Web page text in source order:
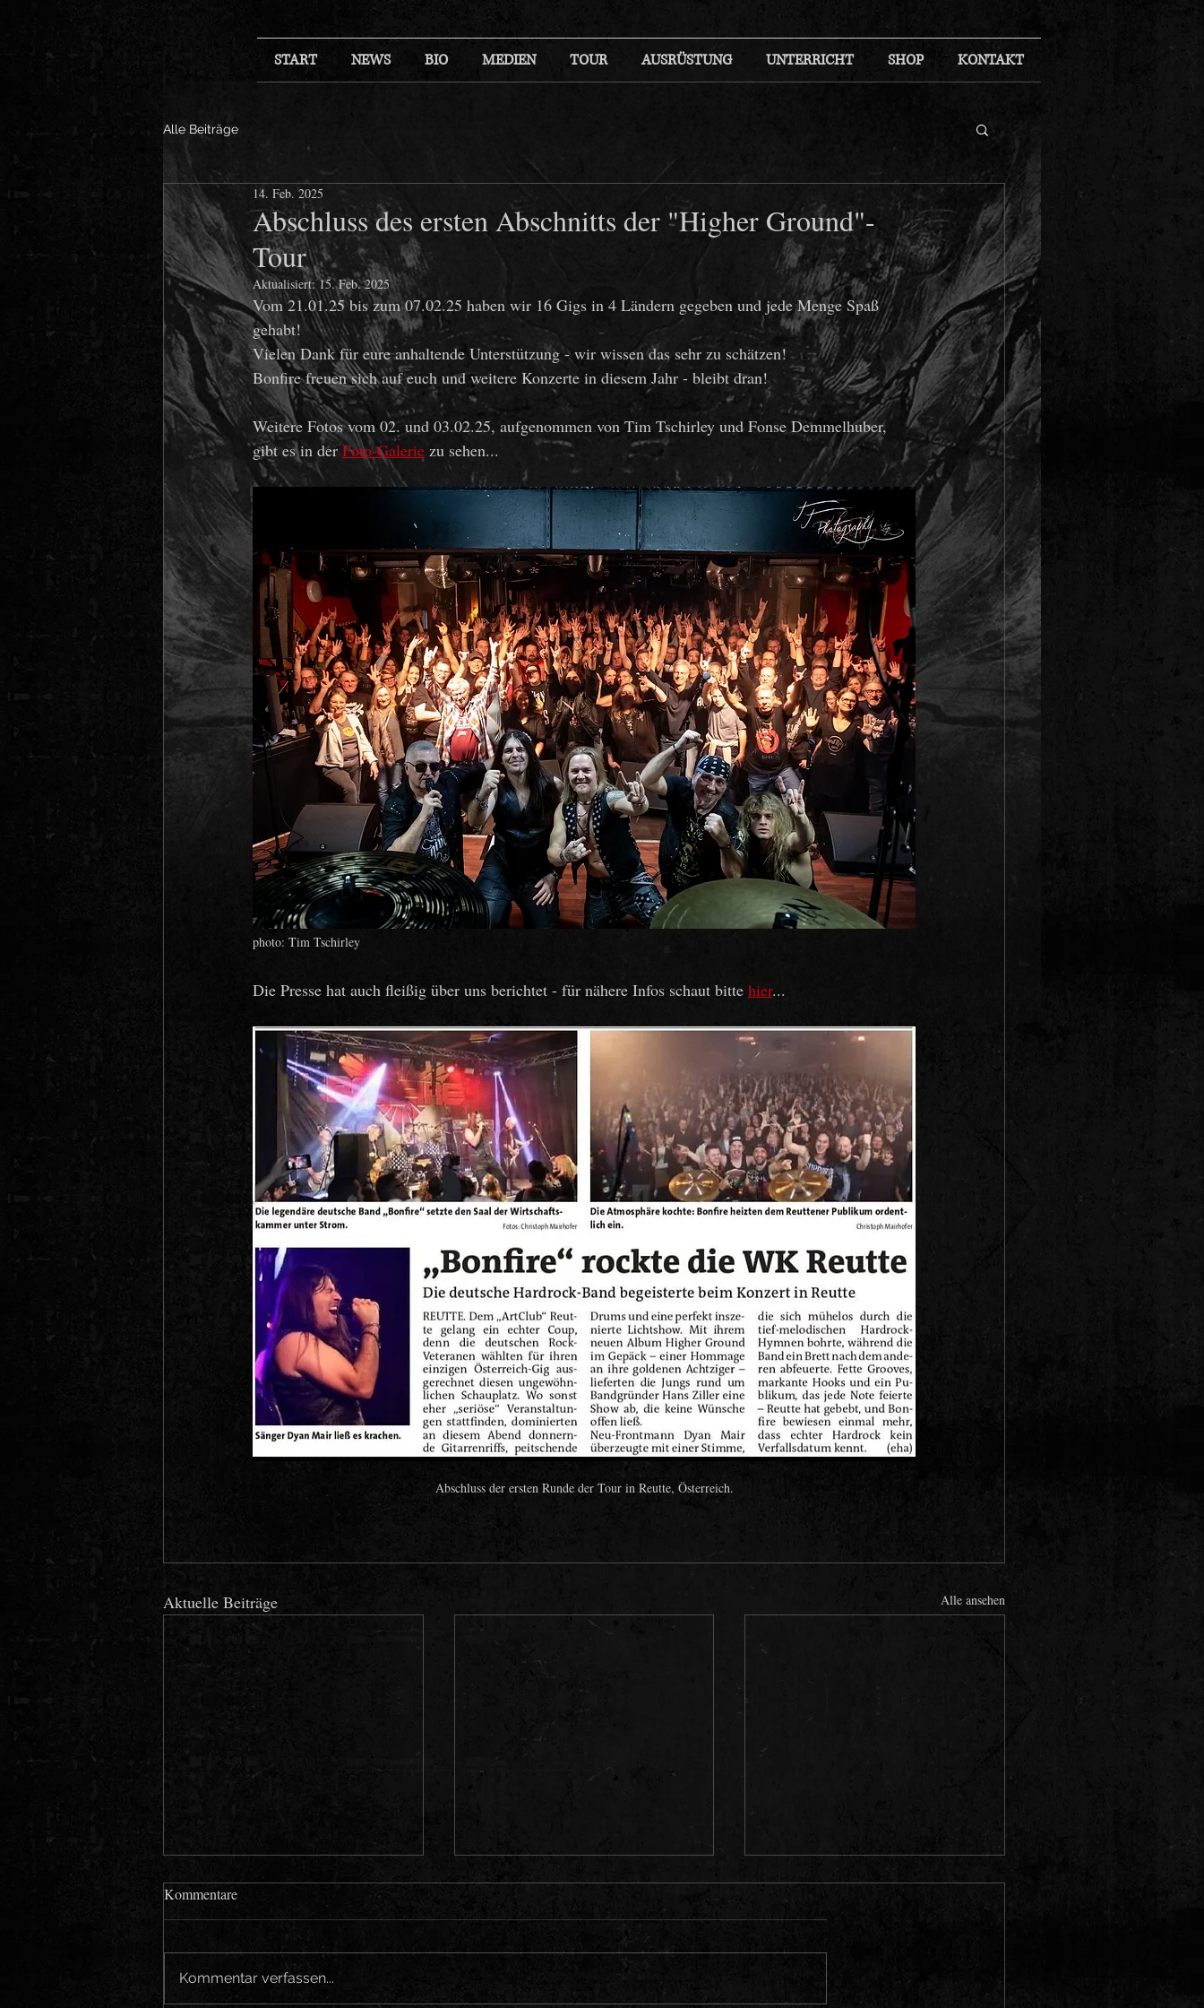
START NEWS BIO MEDIEN TOUR AUSRÜSTUNG UNTERRICHT SHOP KONTAKT
Alle Beiträge
Abschluss des ersten Abschnitts der "Higher Ground"-
Tour
14. Feb. 2025
Aktualisiert:15. Feb. 2025
Vom 21.01.25 bis zum 07.02.25 haben wir 16 Gigs in 4 Ländern gegeben und jede Menge Spaß
gehabt!
Vielen Dank für eure anhaltende Unterstützung - wir wissen das sehr zu schätzen!
Bonfire freuen sich auf euch und weitere Konzerte in diesem Jahr - bleibt dran!
Weitere Fotos vom 02. und 03.02.25, aufgenommen von Tim Tschirley und Fonse Demmelhuber,
gibt es in der Foto-Galerie zu sehen...
photo: Tim Tschirley
Die Presse hat auch fleißig über uns berichtet - für nähere Infos schaut bitte hier...
Abschluss der ersten Runde der Tour in Reutte, Österreich.
Aktuelle Beiträge Alle ansehen
Kommentare
Kommentar verfassen...